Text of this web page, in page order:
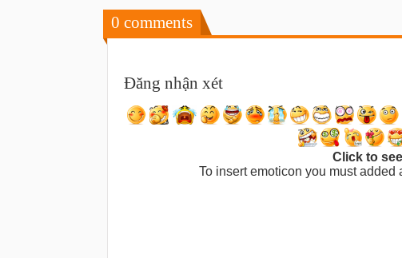
0 comments
Đăng nhận xét
Click to
To insert emoticon you must